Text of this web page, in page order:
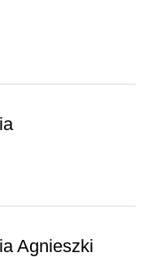
Agnieszki